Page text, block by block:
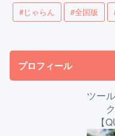
#じゃらん #全国版
プロフィール
ツー
【